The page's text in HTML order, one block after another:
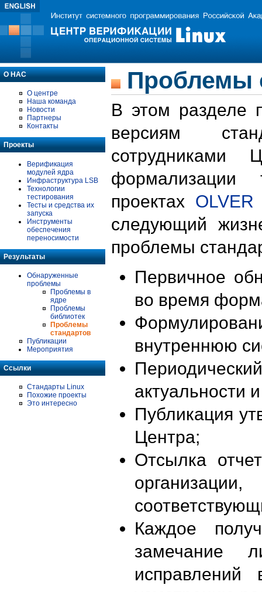
О НАС
О центре
Наша команда
Новости
Партнеры
Контакты
Проекты
Верификация
модулей ядра
Инфраструктура LSB
Технологии
тестирования
Тесты и средства их
запуска
Инструменты
обеспечения
переносимости
Результаты
Обнаруженные
проблемы
Проблемы в
ядре
Проблемы
библиотек
Проблемы
стандартов
Публикации
Мероприятия
Ссылки
Стандарты Linux
Похожие проекты
Это интересно
Проблемы
В этом разделе
версиям
формализации
проектах OLVER
следующий
проблемы
Первичное
во время
внутреннюю
актуальности
Публикация
Центра;
Отсылка
Каждое
замечание
исправлений